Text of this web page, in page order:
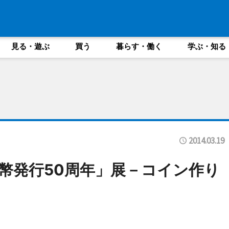
見る・遊ぶ 買う 暮らす・働く 学ぶ・知る
2014.03.19
発行50周年」展－コイン作り